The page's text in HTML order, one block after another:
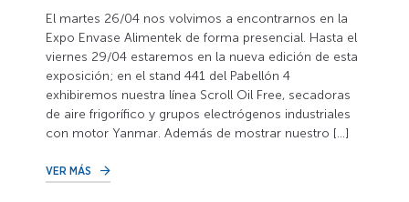
El martes 26/04 nos volvimos a encontrarnos en la
Expo Envase Alimentek de forma presencial. Hasta el
viernes 29/04 estaremos en la nueva edición de esta
exposición; en el stand 441 del Pabellón 4
exhibiremos nuestra línea Scroll Oil Free, secadoras
de aire frigorífico y grupos electrógenos industriales
con motor Yanmar. Además de mostrar nuestro […]
VER MÁS